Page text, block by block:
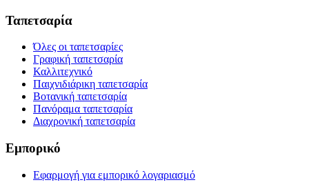
Ταπετσαρία
Όλες οι ταπετσαρίες
Γραφική ταπετσαρία
Καλλιτεχνικό
Παιχνιδιάρικη ταπετσαρία
Βοτανική ταπετσαρία
Πανόραμα ταπετσαρία
Διαχρονική ταπετσαρία
Εμπορικό
Εφαρμογή για εμπορικό λογαριασμό